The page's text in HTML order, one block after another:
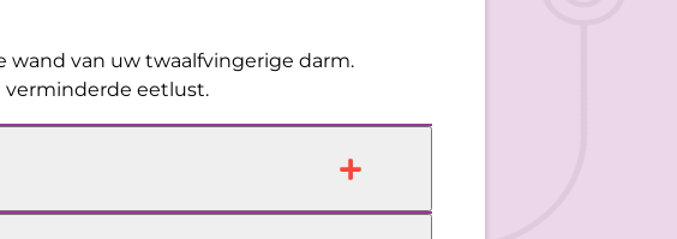
wand van uw twaalfvingerige darm.
verminderde eetlust.